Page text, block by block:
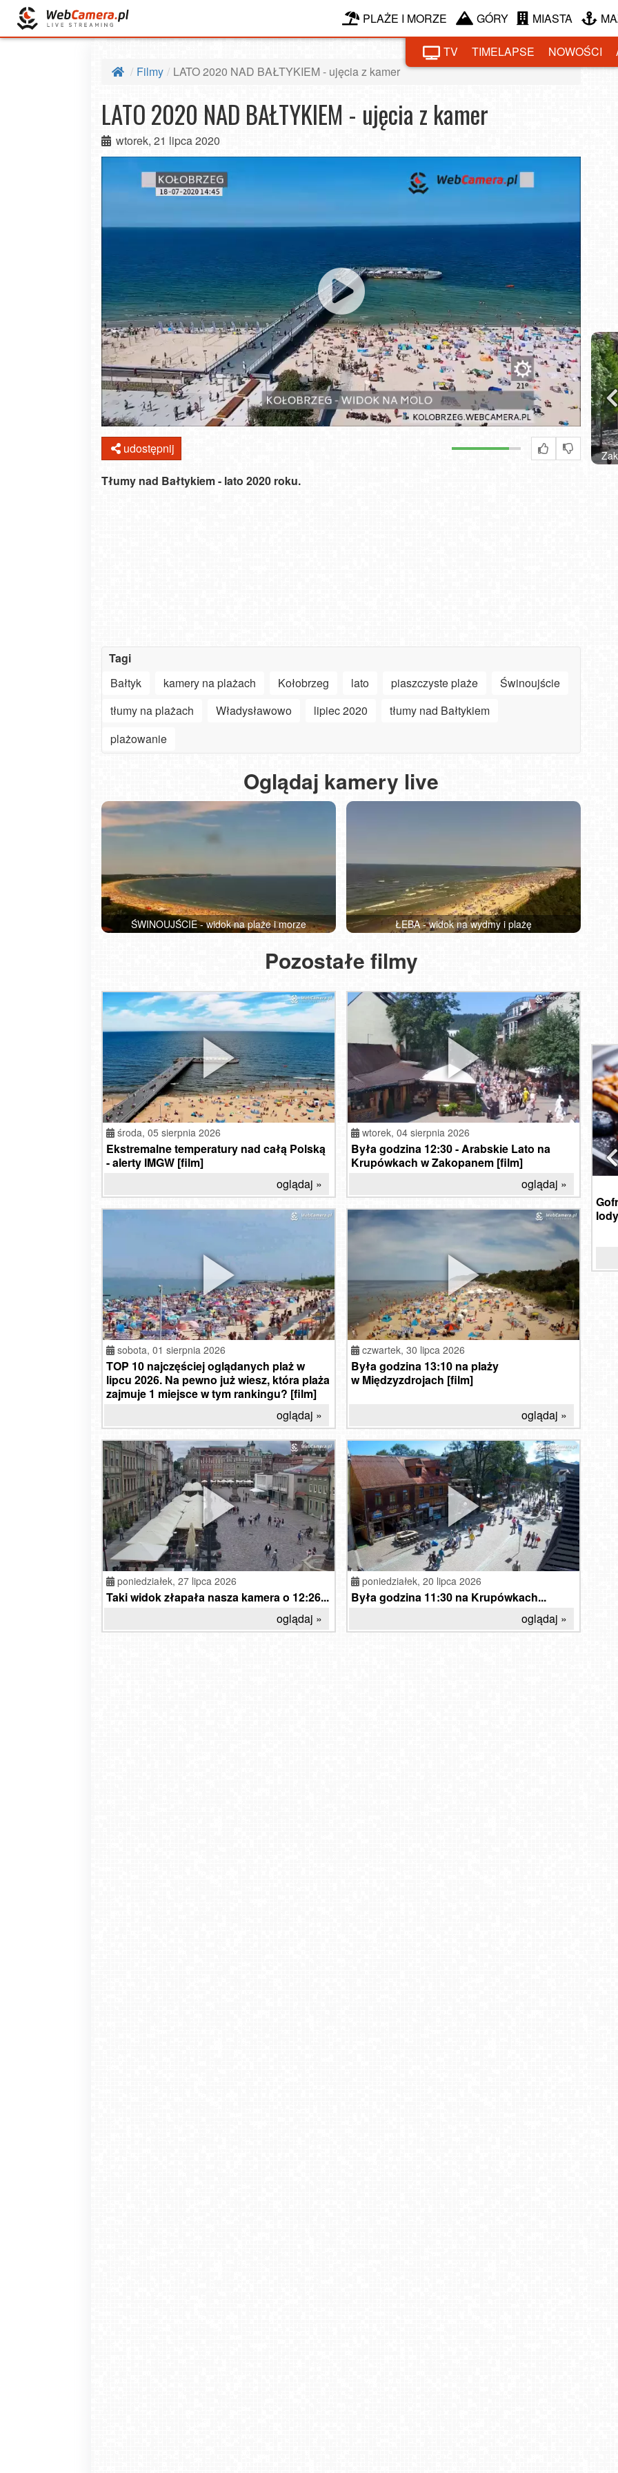
PLAŻE I MORZE GÓRY MIASTA
TV TIMELAPSE NOWOŚCI
Filmy
LATO 2020 NAD BAŁTYKIEM - ujęcia z kamer
LATO 2020 NAD BAŁTYKIEM - ujęcia z kamer
wtorek, 21 lipca 2020
udostępnij
Tłumy nad Bałtykiem - lato 2020 roku.
Tagi
Bałtyk
kamery na plażach Kołobrzeg lato piaszczyste plaże
Świnoujście
tłumy na plażach
Władysławowo lipiec 2020
tłumy nad Bałtykiem
plażowanie
Oglądaj kamery live
ŚWINOUJŚCIE - widok na plaże i morze ŁEBA - widok na wydmy i plażę
Pozostałe filmy
środa, 05 sierpnia 2026
Ekstremalne temperatury nad całą Polską
- alerty IMGW [film]
oglądaj »
wtorek, 04 sierpnia 2026
Była godzina 12:30 - Arabskie Lato na
Krupówkach w Zakopanem [film]
oglądaj »
sobota, 01 sierpnia 2026
TOP 10 najczęściej oglądanych plaż w
lipcu 2026. Na pewno już wiesz, która plaża
zajmuje 1 miejsce w tym rankingu? [film]
oglądaj »
czwartek, 30 lipca 2026
Była godzina 13:10 na plaży
w Międzyzdrojach [film]
oglądaj »
poniedziałek, 27 lipca 2026
Taki widok złapała nasza kamera o 12:26...
oglądaj »
poniedziałek, 20 lipca 2026
Była godzina 11:30 na Krupówkach...
oglądaj »
Zakopane - widok na deptak Krupówki NOWOŚĆ
czwartek, 06 sierpnia 2026
Od autostopu do tanich lotów. Jak
zmieniło się podróżowanie na przestrzeni
środa, 05 sierpnia 2026
Ekstremalne temperatury nad całą Polską
- alerty IMGW [film]
oglądaj »